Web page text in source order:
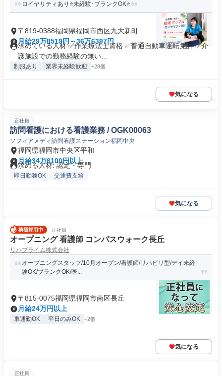
ロイヤリティあり⭐未経験･ブランクOK⭐
〒819-0388福岡県福岡市西区九大新町
月給29万8519円～36万6397円
求めている人材 ✅作業療法士資格 ✅普通自動車運転免許 ✅介
護施設での勤務経験の無い...
制服あり 業界未経験歓迎 +28個
気になる
正社員
訪問看護における看護業務 / OGK00063
ソフィアメディ訪問看護ステーション福岡中央
福岡県福岡市中央区平和
月給34万6100円以上
求める人材: 認定・専門
即日勤務OK 交通費支給
気になる
正社員
オープニング 看護師 コンパスウォーク長丘
リハプライム株式会社
オープニングスタッフ/10月オープン/看護師/リハビリ型/デイ未経
験OK/ブランクOK/医...
〒815-0075福岡県福岡市南区長丘
月給24万円以上
車通勤OK 平日のみOK +2個
気になる
正社員